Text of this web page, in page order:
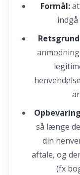
Formål:at
så længe
din
aftale, og
(fx